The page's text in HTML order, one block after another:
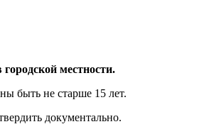
местности.
быть не старше 15 лет.
документально.